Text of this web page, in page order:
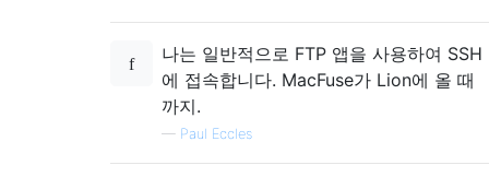
나는 일반적으로 FTP 앱을 사용하여 SSH
에 접속합니다. MacFuse가 Lion에 올 때
까지.
— Paul Eccles